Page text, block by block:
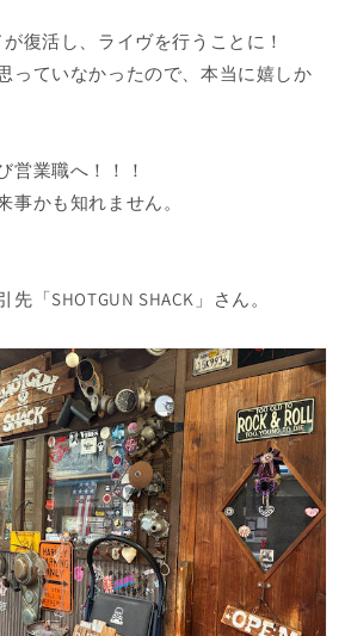
復活し、ライヴを行うことに！
っていなかったので、本当に嬉しか
営業職へ！！！
事かも知れません。
「SHOTGUN SHACK」さん。